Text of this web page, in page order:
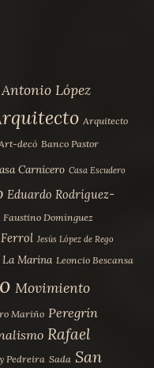
Antonio López
Arquitecto
decó Banco Pastor
Carnicero Casa Escudero
Eduardo Rodríguez-
Faustino Domínguez
Ferrol Jesús López de Rego
La Marina Leoncio Bescansa
Movimiento
Mariño Peregrín
Rafael
Pedreira Sada San